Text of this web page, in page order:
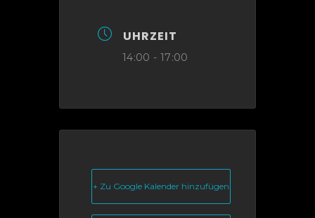
UHRZEIT
14:00 - 17:00
+ Zu Google Kalender hinzufügen